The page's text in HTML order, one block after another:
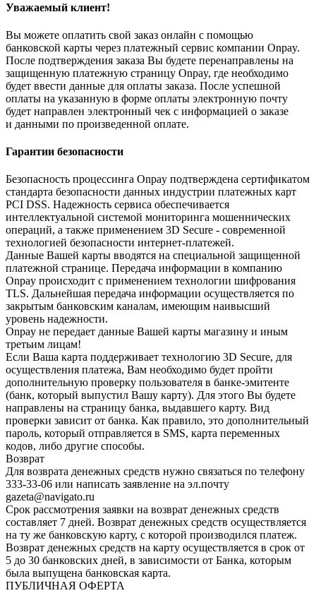
Уважаемый клиент!
Вы можете оплатить свой заказ онлайн с помощью
банковской карты через платежный сервис компании Onpay.
После подтверждения заказа Вы будете перенаправлены на
защищенную платежную страницу Onpay, где необходимо
будет ввести данные для оплаты заказа. После успешной
оплаты на указанную в форме оплаты электронную почту
будет направлен электронный чек с информацией о заказе
и данными по произведенной оплате.
Гарантии безопасности
Безопасность процессинга Onpay подтверждена сертификатом
стандарта безопасности данных индустрии платежных карт
PCI DSS. Надежность сервиса обеспечивается
интеллектуальной системой мониторинга мошеннических
операций, а также применением 3D Secure - современной
технологией безопасности интернет-платежей.
Данные Вашей карты вводятся на специальной защищенной
платежной странице. Передача информации в компанию
Onpay происходит с применением технологии шифрования
TLS. Дальнейшая передача информации осуществляется по
закрытым банковским каналам, имеющим наивысший
уровень надежности.
Onpay не передает данные Вашей карты магазину и иным
третьим лицам!
Если Ваша карта поддерживает технологию 3D Secure, для
осуществления платежа, Вам необходимо будет пройти
дополнительную проверку пользователя в банке-эмитенте
(банк, который выпустил Вашу карту). Для этого Вы будете
направлены на страницу банка, выдавшего карту. Вид
проверки зависит от банка. Как правило, это дополнительный
пароль, который отправляется в SMS, карта переменных
кодов, либо другие способы.
Возврат
Для возврата денежных средств нужно связаться по телефону
333-33-06 или написать заявление на эл.почту
gazeta@navigato.ru
Срок рассмотрения заявки на возврат денежных средств
составляет 7 дней. Возврат денежных средств осуществляется
на ту же банковскую карту, с которой производился платеж.
Возврат денежных средств на карту осуществляется в срок от
5 до 30 банковских дней, в зависимости от Банка, которым
была выпущена банковская карта.
ПУБЛИЧНАЯ ОФЕРТА